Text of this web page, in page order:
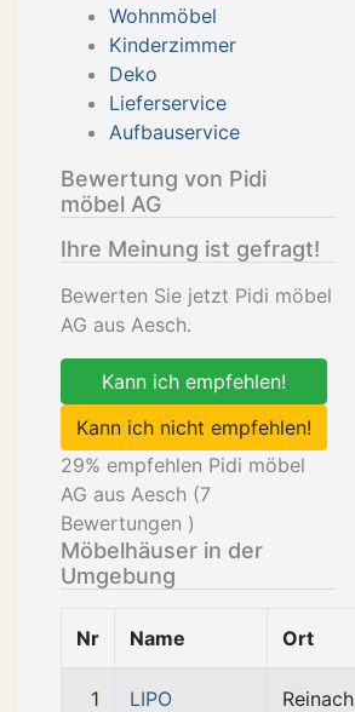
Wohnmöbel
Kinderzimmer
Deko
Lieferservice
Aufbauservice
Bewertung von Pidi
möbel AG
Ihre Meinung ist gefragt!
Bewerten Sie jetzt Pidi möbel
AG aus Aesch.
Kann ich empfehlen!
Kann ich nicht empfehlen!
29% empfehlen Pidi möbel
AG aus Aesch (7
Bewertungen )
Möbelhäuser in der
Umgebung
Nr Name Ort
1 LIPO Reinach